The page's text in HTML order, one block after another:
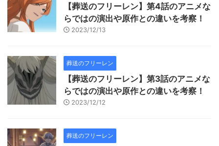
【葬送のフリーレン】第4話のアニメな
らではの演出や原作との違いを考察！
2023/12/13
葬送のフリーレン
【葬送のフリーレン】第3話のアニメな
らではの演出や原作との違いを考察！
2023/12/12
葬送のフリーレン